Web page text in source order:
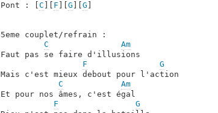
Pont : [ C F G G
5eme couplet/refrain :
C
Am
Faut pas se faire d'illusions
F
G
Mais c'est mieux debout pour l'action
C
Am
Et pour nos âmes, c'est égal
F
G